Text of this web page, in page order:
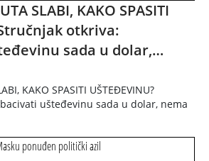
SLABI, KAKO SPASITI
otkriva:
sada u dolar,
KAKO SPASITI UŠTEĐEVINU?
ušteđevinu sada u dolar, nema